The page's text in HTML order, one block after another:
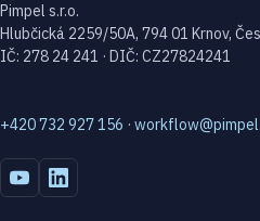
Pimpel s.r.o.
Hlubčická 2259/50A, 794 01 Krnov,
IČ: 278 24 241 · DIČ: CZ27824241
+420 732 927 156 ·